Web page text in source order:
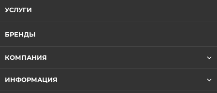
УСЛУГИ
БРЕНДЫ
КОМПАНИЯ
ИНФОРМАЦИЯ